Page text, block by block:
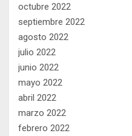
octubre 2022
septiembre 2022
agosto 2022
julio 2022
junio 2022
mayo 2022
abril 2022
marzo 2022
febrero 2022